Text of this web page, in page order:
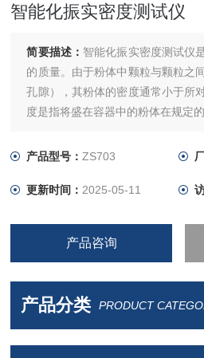
智能化振实密度测试仪
简要描述： 智能化振实密度测试仪
的质量。由于粉体中颗粒与颗粒之
孔隙），其粉体的密度通常小于所
度是指将盛在容器中的粉体在规定
产品型号：ZS703
更新时间： 2025-05-11
产品咨询
产品分类 PRODUCT